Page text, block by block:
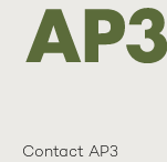
Contact AP3